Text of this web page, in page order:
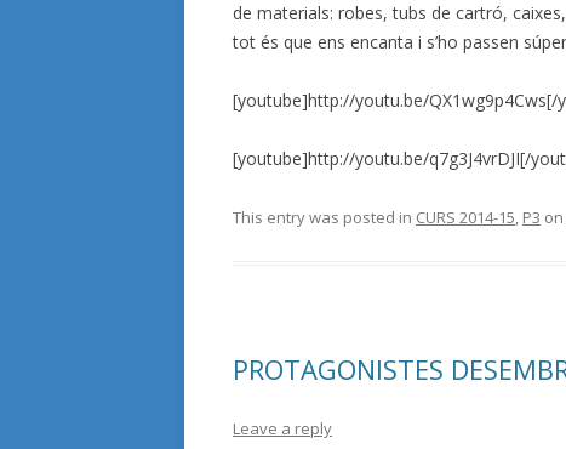
de materials: robes, tubs de cartró,
tot és que ens encanta i s’ho passen súper
[youtube]http://youtu.be/QX1wg9p4Cws[/
[youtube]http://youtu.be/q7g3J4vrDJI[/
This entry was posted in CURS 2014-15, P3 on
PROTAGONISTES
Leave a reply